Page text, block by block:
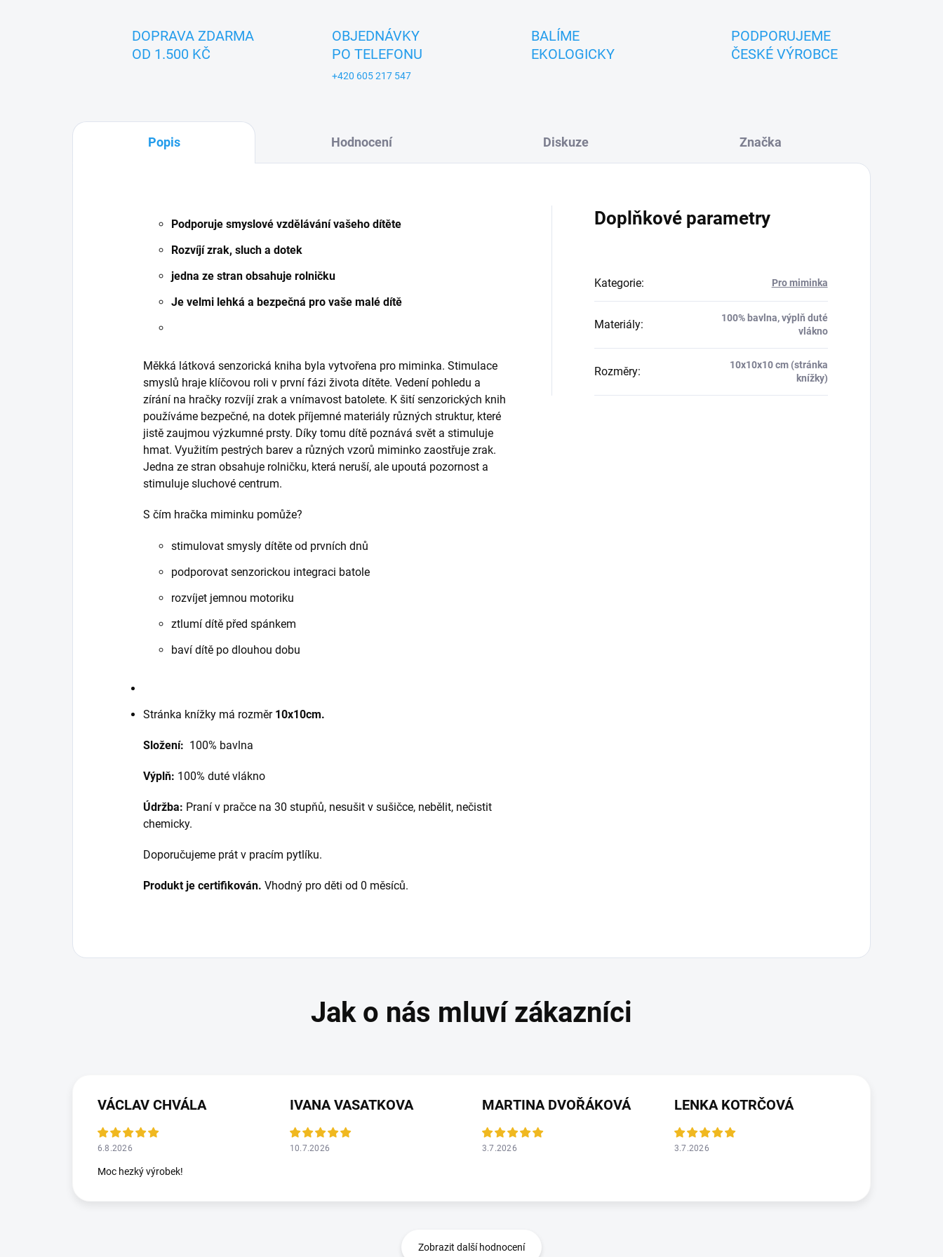
DOPRAVA ZDARMA
OD 1.500 KČ
OBJEDNÁVKY
PO TELEFONU
+420 605 217 547
BALÍME
EKOLOGICKY
PODPORUJEME
ČESKÉ VÝROBCE
Popis Hodnocení Diskuze Značka
Podporuje smyslové vzdělávání vašeho dítěte
Rozvíjí zrak, sluch a dotek
jedna ze stran obsahuje rolničku
Je velmi lehká a bezpečná pro vaše malé dítě
Měkká látková senzorická kniha byla vytvořena pro miminka. Stimulace
smyslů hraje klíčovou roli v první fázi života dítěte. Vedení pohledu a
zírání na hračky rozvíjí zrak a vnímavost batolete. K šití senzorických knih
používáme bezpečné, na dotek příjemné materiály různých struktur, které
jistě zaujmou výzkumné prsty. Díky tomu dítě poznává svět a stimuluje
hmat. Využitím pestrých barev a různých vzorů miminko zaostřuje zrak.
Jedna ze stran obsahuje rolničku, která neruší, ale upoutá pozornost a
stimuluje sluchové centrum.
S čím hračka miminku pomůže?
stimulovat smysly dítěte od prvních dnů
podporovat senzorickou integraci batole
rozvíjet jemnou motoriku
ztlumí dítě před spánkem
baví dítě po dlouhou dobu
Stránka knížky má rozměr 10x10cm.
Složení: 100% bavlna
Výplň: 100% duté vlákno
Údržba: Praní v pračce na 30 stupňů, nesušit v sušičce, nebělit, nečistit
chemicky.
Doporučujeme prát v pracím pytlíku.
Produkt je certifikován. Vhodný pro děti od 0 měsíců.
Doplňkové parametry
Kategorie: Pro miminka
Materiály:
100% bavlna, výplň duté
vlákno
Rozměry:
10x10x10 cm (stránka
knížky)
VÁCLAV CHVÁLA
6.8.2026
Moc hezký výrobek!
IVANA VASATKOVA
10.7.2026
MARTINA DVOŘÁKOVÁ
3.7.2026
LENKA KOTRČOVÁ
3.7.2026
Zobrazit další hodnocení